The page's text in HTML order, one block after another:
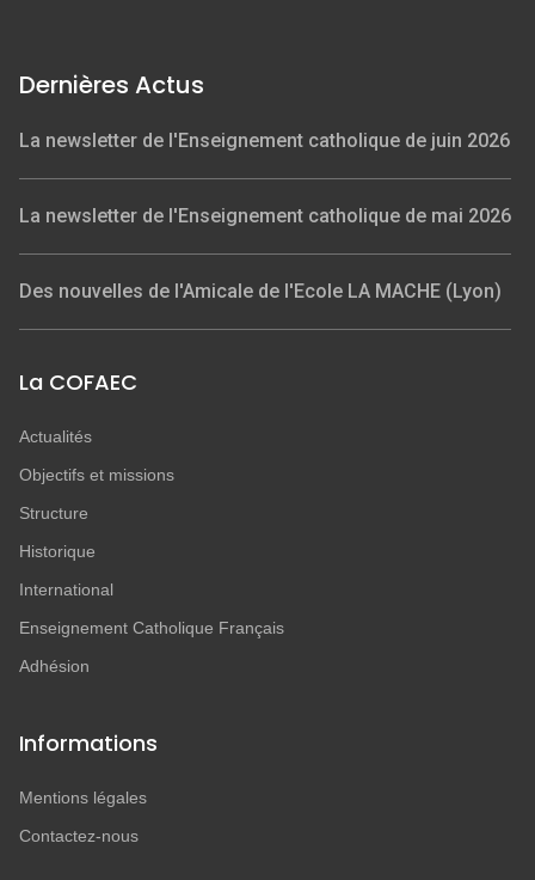
Dernières Actus
La newsletter de l'Enseignement catholique de juin 2026
La newsletter de l'Enseignement catholique de mai 2026
Des nouvelles de l'Amicale de l'Ecole LA MACHE (Lyon)
La COFAEC
Actualités
Objectifs et missions
Structure
Historique
International
Enseignement Catholique Français
Adhésion
Informations
Mentions légales
Contactez-nous